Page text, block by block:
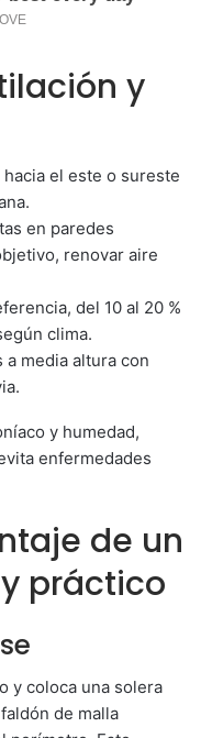
y
el este o sureste
en paredes
renovar aire
del 10 al 20 %
clima.
a media altura con
y humedad,
enfermedades
de un
práctico
y coloca una solera
de malla